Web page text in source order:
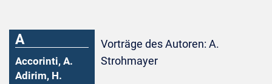
A
Accorinti, A.
Adirim, H.
Vorträge des Autoren: A.
Strohmayer